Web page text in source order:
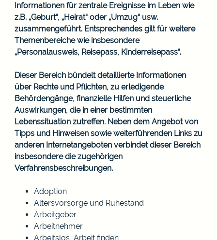
Informationen für zentrale Ereignisse im Leben wie
z.B. „Geburt“, „Heirat“ oder „Umzug“ usw.
zusammengeführt. Entsprechendes gilt für weitere
Themenbereiche wie insbesondere
„Personalausweis, Reisepass, Kinderreisepass“.
Dieser Bereich bündelt detaillierte Informationen
über Rechte und Pflichten, zu erledigende
Behördengänge, finanzielle Hilfen und steuerliche
Auswirkungen, die in einer bestimmten
Lebenssituation zutreffen. Neben dem Angebot von
Tipps und Hinweisen sowie weiterführenden Links zu
anderen Internetangeboten verbindet dieser Bereich
insbesondere die zugehörigen
Verfahrensbeschreibungen.
Adoption
Altersvorsorge und Ruhestand
Arbeitgeber
Arbeitnehmer
Arbeitslos, Arbeit finden